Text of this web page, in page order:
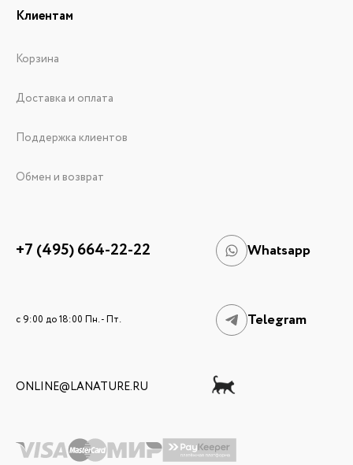
Клиентам
Корзина
Доставка и оплата
Поддержка клиентов
Обмен и возврат
+7 (495) 664-22-22 Whatsapp
c 9:00 до 18:00 Пн. - Пт. Telegram
ONLINE@LANATURE.RU